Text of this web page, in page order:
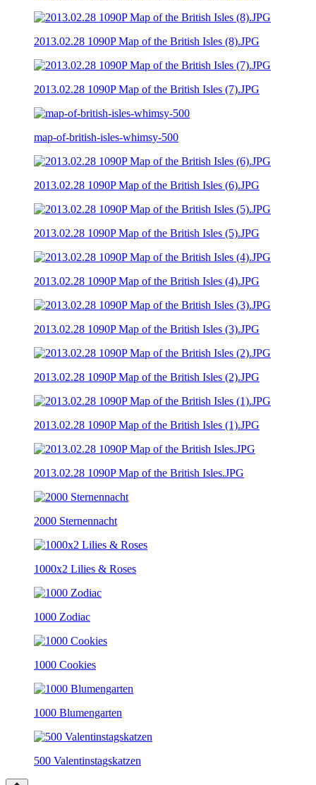
2013.02.28 1090P Map of the British Isles (8).JPG
2013.02.28 1090P Map of the British Isles (7).JPG
map-of-british-isles-whimsy-500
2013.02.28 1090P Map of the British Isles (6).JPG
2013.02.28 1090P Map of the British Isles (5).JPG
2013.02.28 1090P Map of the British Isles (4).JPG
2013.02.28 1090P Map of the British Isles (3).JPG
2013.02.28 1090P Map of the British Isles (2).JPG
2013.02.28 1090P Map of the British Isles (1).JPG
2013.02.28 1090P Map of the British Isles.JPG
2000 Sternennacht
1000x2 Lilies & Roses
1000 Zodiac
1000 Cookies
1000 Blumengarten
500 Valentinstagskatzen